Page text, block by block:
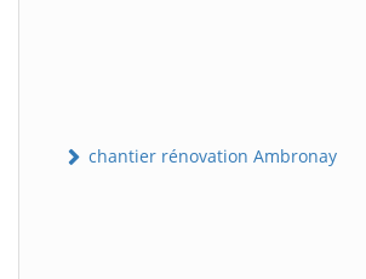
chantier rénovation Ambronay